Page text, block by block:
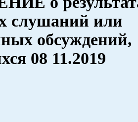
слушаний или
обсуждений,
08 11.2019